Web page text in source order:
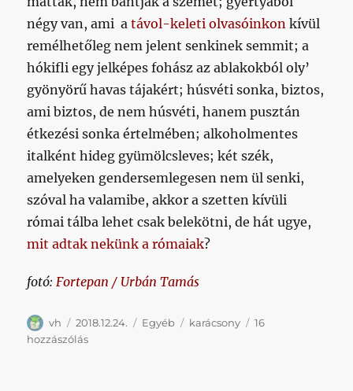
négy van, ami atávol-keleti olvasóinkon kívül
remélhetőleg nem jelent senkinek semmit; a
hókifli egy jelképes fohász az ablakokból oly’
gyönyörű havas tájakért; húsvéti sonka, biztos,
ami biztos, de nem húsvéti, hanem pusztán
étkezési sonka értelmében; alkoholmentes
italként hideg gyümölcsleves; két szék,
amelyeken gendersemlegesen nem ül senki,
szóval ha valamibe, akkor a szetten kívüli
római tálba lehet csak belekötni, de hát ugye,
mit adtak nekünk a rómaiak?
fotó:Fortepan / Urbán Tamás
Szerző
vh Közzétéve
2018.12.24. Kategória
Egyéb Címke
karácsony
16
hozzászólásEzzel